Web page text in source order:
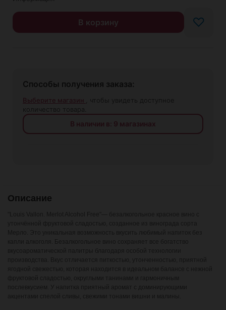
В корзину ♡
Способы получения заказа:
Выберите магазин
В наличии в: 9 магазинах
Описание